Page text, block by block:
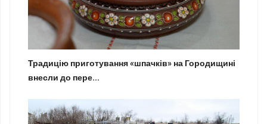
Традицію приготування «шпачків» на Городищині
внесли до пере...